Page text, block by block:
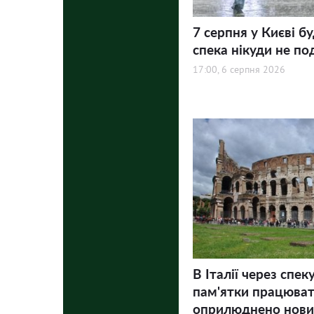
7 серпня у Києві
спека нікуди не
17:00, 6 серпня 2026
В Італії через
пам'ятки
оприлюднено